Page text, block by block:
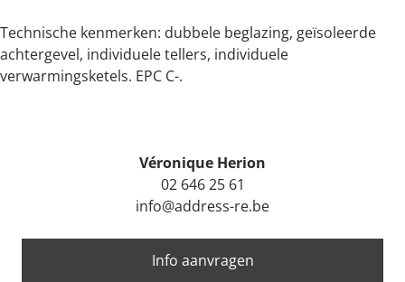
Technische kenmerken: dubbele beglazing, geïsoleerde
achtergevel, individuele tellers, individuele
verwarmingsketels. EPC C-.
Véronique Herion
02 646 25 61
info@address-re.be
Info aanvragen